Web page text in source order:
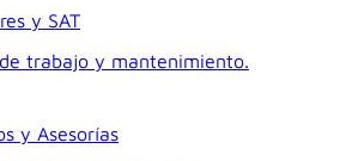
y SAT
trabajo y mantenimiento.
y Asesorías